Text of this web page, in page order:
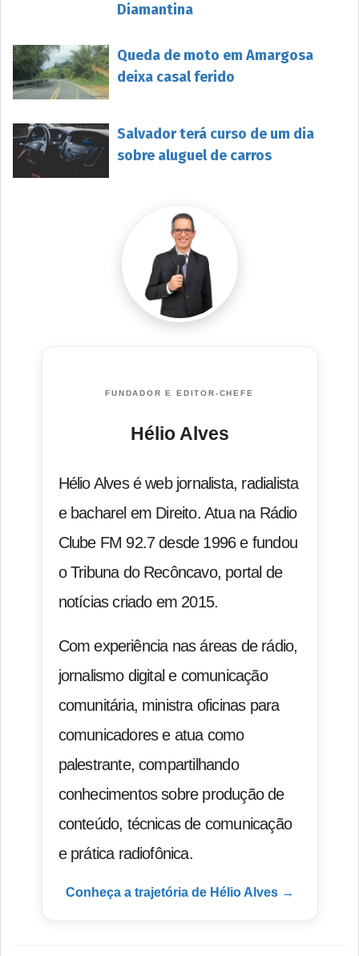
Diamantina
Queda de moto em Amargosa
deixa casal ferido
Salvador terá curso de um dia
sobre aluguel de carros
FUNDADOR E EDITOR-CHEFE
Hélio Alves
Hélio Alves é web jornalista, radialista
e bacharel em Direito. Atua na Rádio
Clube FM 92.7 desde 1996 e fundou
o Tribuna do Recôncavo, portal de
notícias criado em 2015.
Com experiência nas áreas de rádio,
jornalismo digital e comunicação
comunitária, ministra oficinas para
comunicadores e atua como
palestrante, compartilhando
conhecimentos sobre produção de
conteúdo, técnicas de comunicação
e prática radiofônica.
Conheça a trajetória de Hélio Alves →